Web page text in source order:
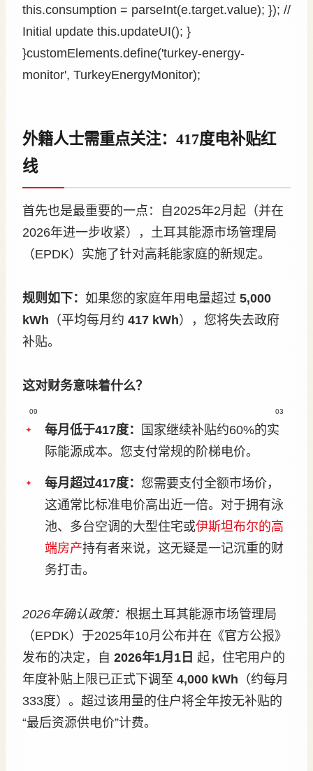
03
09
this.consumption = parseInt(e.target.value); }); //
Initial update this.updateUI(); }
}customElements.define('turkey-energy-
monitor', TurkeyEnergyMonitor);
外籍人士需重点关注：417度电补贴红
线
首先也是最重要的一点：自2025年2月起（并在
2026年进一步收紧），土耳其能源市场管理局
（EPDK）实施了针对高耗能家庭的新规定。
规则如下： 如果您的家庭年用电量超过 5,000
kWh （平均每月约 417 kWh），您将失去政府
补贴。
这对财务意味着什么？
每月低于417度：
国家继续补贴约60%的实
际能源成本。您支付常规的阶梯电价。
每月超过417度： 您需要支付全额市场价，
这通常比标准电价高出近一倍。对于拥有泳
池、多台空调的大型住宅或伊斯坦布尔的高
端房产持有者来说，这无疑是一记沉重的财
务打击。
2026年确认政策： 根据土耳其能源市场管理局
（EPDK）于2025年10月公布并在《官方公报》
发布的决定，自 2026年1月1日 起，住宅用户的
年度补贴上限已正式下调至 4,000 kWh （约每月
333度）。超过该用量的住户将全年按无补贴的
“最后资源供电价”计费。